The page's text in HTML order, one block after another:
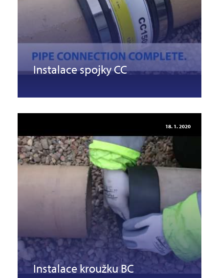
Instalace spojky CC
18. 1. 2020
Instalace kroužku BC